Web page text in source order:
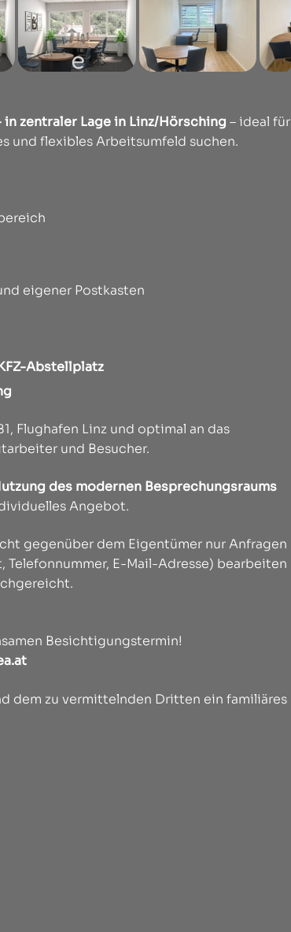
in zentraler Lage in Linz/Hörsching – ideal für
und flexibles Arbeitsumfeld suchen.
eigener Postkasten
Abstellplatz
Flughafen Linz und optimal an das
und Besucher.
des modernen Besprechungsraums
Angebot.
gegenüber dem Eigentümer nur Anfragen
E-Mail-Adresse) bearbeiten
Besichtigungstermin!
dem zu vermittelnden Dritten ein familiäres